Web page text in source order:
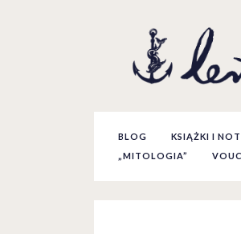
BLOG KSIĄŻKI I
„MITOLOGIA”